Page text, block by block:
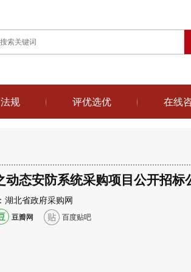
规 评优选优 在线
态安防系统采购项目公开招标
北省政府采购网
豆瓣网 百度贴吧